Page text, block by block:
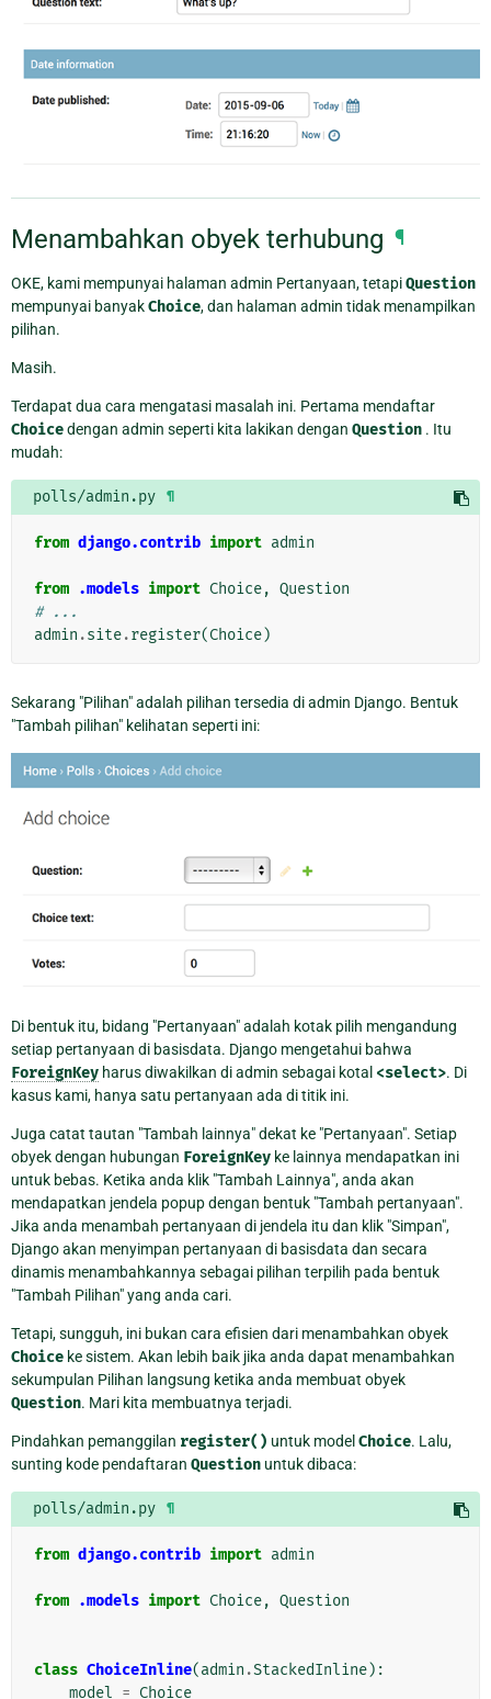
Menambahkan obyek terhubung ¶
OKE, kami mempunyai halaman admin Pertanyaan, tetapiQuestion
mempunyai banyakChoice, dan halaman admin tidak menampilkan
pilihan.
Masih.
Terdapat dua cara mengatasi masalah ini. Pertama mendaftar
Choicedengan admin seperti kita lakikan dengan Question . Itu
mudah:
polls/admin.py ¶
from django.contrib import admin
from .models import Choice, Question
# ...
admin .site.register(Choice)
Sekarang "Pilihan" adalah pilihan tersedia di admin Django. Bentuk
"Tambah pilihan" kelihatan seperti ini:
Di bentuk itu, bidang "Pertanyaan" adalah kotak pilih mengandung
setiap pertanyaan di basisdata. Django mengetahui bahwa
ForeignKey harus diwakilkan di admin sebagai kotal <select>. Di
kasus kami, hanya satu pertanyaan ada di titik ini.
Juga catat tautan "Tambah lainnya" dekat ke "Pertanyaan". Setiap
obyek dengan hubungan ForeignKey ke lainnya mendapatkan ini
untuk bebas. Ketika anda klik "Tambah Lainnya", anda akan
mendapatkan jendela popup dengan bentuk "Tambah pertanyaan".
Jika anda menambah pertanyaan di jendela itu dan klik "Simpan",
Django akan menyimpan pertanyaan di basisdata dan secara
dinamis menambahkannya sebagai pilihan terpilih pada bentuk
"Tambah Pilihan" yang anda cari.
Tetapi, sungguh, ini bukan cara efisien dari menambahkan obyek
Choice ke sistem. Akan lebih baik jika anda dapat menambahkan
sekumpulan Pilihan langsung ketika anda membuat obyek
Question. Mari kita membuatnya terjadi.
Pindahkan pemanggilan register() untuk model Choice. Lalu,
sunting kode pendaftaran Question untuk dibaca:
polls/admin.py ¶
from django.contrib import admin
from .models import Choice, Question
class ChoiceInline(admin .StackedInline):
model = Choice